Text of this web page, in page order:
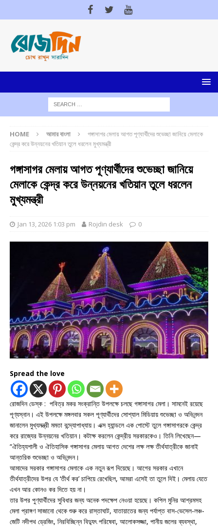
HOME আমার বাংলা
গঙ্গাসাগর মেলায় আগত পূণ্যার্থীদের শুভেচ্ছা জানিয়ে মেলাকে
কেন্দ্র করে উন্নয়নের খতিয়ান তুলে ধরলেন মুখ্যমন্ত্রী
গঙ্গাসাগর মেলায় আগত পূণ্যার্থীদের শুভেচ্ছা জানিয়ে
মেলাকে কেন্দ্র করে উন্নয়নের খতিয়ান তুলে ধরলেন
মুখ্যমন্ত্রী
Jan 13, 2026 1:03 pm Rojdin desk 0
Spread the love
রোজদিন ডেস্ক : পবিত্র মকর সংক্রান্তি উপলক্ষে চলছে গঙ্গাসাগর মেলা। সামনেই রয়েছে
পূণ্যস্নান। এই উপলক্ষে মঙ্গলবার সকল পূণ্যার্থীদের সোশ্যাল মিডিয়ায় শুভেচ্ছা ও অভিনন্দন
জানালেন মুখ্যমন্ত্রী মমতা বন্দ্যোপাধ্যায়। এক্স হ্যান্ডলে এক পোস্টে তুলে গঙ্গাসাগরকে কেন্দ্র
করে রাজ্যের উন্নয়নের খতিয়ান। কটাক্ষ করলেন কেন্দ্রীয় সরকারকেও। তিনি লিখেছেন—
“ঐতিহ্যশালী ও ঐতিহাসিক গঙ্গাসাগর মেলায় আগত দেশের লক্ষ লক্ষ তীর্থযাত্রীকে জানাই
আন্তরিক শুভেচ্ছা ও অভিনন্দন।
আমাদের সরকার গঙ্গাসাগর মেলাকে এক নতুন রূপ দিয়েছে। আগের সরকার এখানে
তীর্থযাত্রীদের উপর যে ‘তীর্থ কর’ চাপিয়ে রেখেছিল, আমরা এসেই তা তুলে দিই। মেলায় যেতে
এখন আর কোনও কর দিতে হয় না।
তার উপর পুণ্যার্থীদের সুবিধার জন্য অনেক পদক্ষেপ নেওয়া হয়েছে। কপিল মুনির আশ্রমসহ
মেলা প্রাঙ্গণ সাজানো থেকে শুরু করে রাস্তাঘাট, যাতায়াতের জন্য পর্যাপ্ত বাস-ভেসেল-লঞ্চ-
জেটি নদীপথ ড্রেজিং, নিরবিচ্ছিন্ন বিদ্যুৎ পরিষেবা, আলোকসজ্জা, পানীয় জলের ব্যবস্থা,